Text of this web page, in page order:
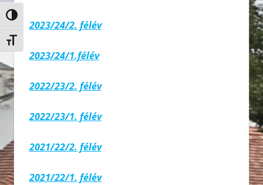
Nagy kontraszt váltása
Betűméret váltása
2023/24/2. félév
2023/24/1.félév
2022/23/2. félév
2022/23/1. félév
2021/22/2. félév
2021/22/1. félév